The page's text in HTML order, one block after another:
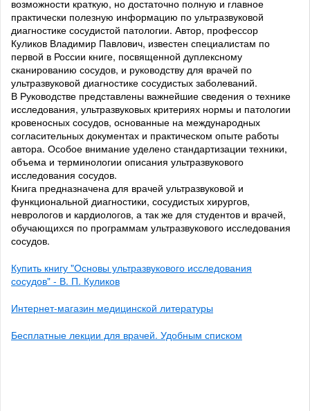
возможности краткую, но достаточно полную и главное
практически полезную информацию по ультразвуковой
диагностике сосудистой патологии. Автор, профессор
Куликов Владимир Павлович, известен специалистам по
первой в России книге, посвященной дуплексному
сканированию сосудов, и руководству для врачей по
ультразвуковой диагностике сосудистых заболеваний.
В Руководстве представлены важнейшие сведения о технике
исследования, ультразвуковых критериях нормы и патологии
кровеносных сосудов, основанные на международных
согласительных документах и практическом опыте работы
автора. Особое внимание уделено стандартизации техники,
объема и терминологии описания ультразвукового
исследования сосудов.
Книга предназначена для врачей ультразвуковой и
функциональной диагностики, сосудистых хирургов,
неврологов и кардиологов, а так же для студентов и врачей,
обучающихся по программам ультразвукового исследования
сосудов.
Купить книгу "Основы ультразвукового исследования
сосудов" - В. П. Куликов
Интернет-магазин медицинской литературы
Бесплатные лекции для врачей. Удобным списком